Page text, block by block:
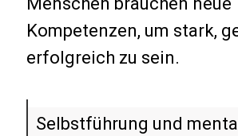
Kompetenzen, um stark,
erfolgreich zu sein.
Selbstführung und